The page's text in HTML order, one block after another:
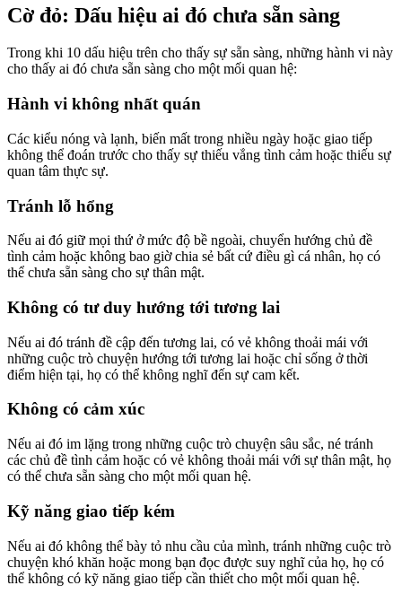
Cờ đỏ: Dấu hiệu ai đó chưa sẵn sàng
Trong khi 10 dấu hiệu trên cho thấy sự sẵn sàng, những hành vi này
cho thấy ai đó chưa sẵn sàng cho một mối quan hệ:
Hành vi không nhất quán
Các kiểu nóng và lạnh, biến mất trong nhiều ngày hoặc giao tiếp
không thể đoán trước cho thấy sự thiếu vắng tình cảm hoặc thiếu sự
quan tâm thực sự.
Tránh lỗ hổng
Nếu ai đó giữ mọi thứ ở mức độ bề ngoài, chuyển hướng chủ đề
tình cảm hoặc không bao giờ chia sẻ bất cứ điều gì cá nhân, họ có
thể chưa sẵn sàng cho sự thân mật.
Không có tư duy hướng tới tương lai
Nếu ai đó tránh đề cập đến tương lai, có vẻ không thoải mái với
những cuộc trò chuyện hướng tới tương lai hoặc chỉ sống ở thời
điểm hiện tại, họ có thể không nghĩ đến sự cam kết.
Không có cảm xúc
Nếu ai đó im lặng trong những cuộc trò chuyện sâu sắc, né tránh
các chủ đề tình cảm hoặc có vẻ không thoải mái với sự thân mật, họ
có thể chưa sẵn sàng cho một mối quan hệ.
Kỹ năng giao tiếp kém
Nếu ai đó không thể bày tỏ nhu cầu của mình, tránh những cuộc trò
chuyện khó khăn hoặc mong bạn đọc được suy nghĩ của họ, họ có
thể không có kỹ năng giao tiếp cần thiết cho một mối quan hệ.